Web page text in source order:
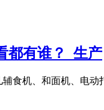
都有谁？_生产
食机、和面机、电